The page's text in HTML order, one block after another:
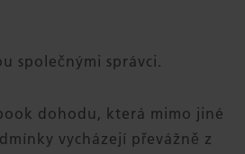
společnými správci.
dohodu, která mimo jiné
vycházejí převážně z